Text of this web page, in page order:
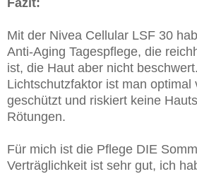
Fazit:
Mit der Nivea Cellular LSF 30
Anti-Aging Tagespflege, die
ist, die Haut aber nicht
Lichtschutzfaktor ist man optimal
geschützt und riskiert keine
Rötungen.
Für mich ist die Pflege DIE
Verträglichkeit ist sehr gut, ich